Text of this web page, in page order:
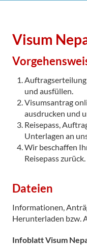
Legalisierung
Visa
Übersetzung
Notarabschriften
Kurier
Kontakt
Visum
und ausfüllen.
Visumsantrag
ausdrucken und
Reisepass,
Unterlagen an
Wir beschaffen
Reisepass zurück.
Dateien
Informationen,
Herunterladen bzw.
Infoblatt Visum